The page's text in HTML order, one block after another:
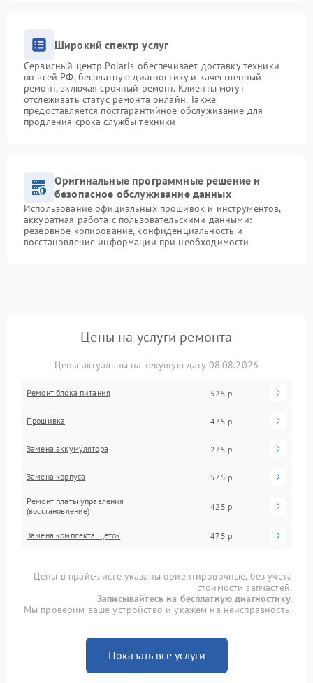
Широкий спектр услуг
Сервисный центр Polaris обеспечивает доставку техники
по всей РФ, бесплатную диагностику и качественный
ремонт, включая срочный ремонт. Клиенты могут
отслеживать статус ремонта онлайн. Также
предоставляется постгарантийное обслуживание для
продления срока службы техники
Оригинальные программные решение и
безопасное обслуживание данных
Использование официальных прошивок и инструментов,
аккуратная работа с пользовательскими данными:
резервное копирование, конфиденциальность и
восстановление информации при необходимости
Цены на услуги ремонта
Цены актуальны на текущую дату 08.08.2026
Ремонт блока питания 525 р
Прошивка 475 р
Замена аккумулятора 275 р
Замена корпуса 575 р
Ремонт платы управления
(восстановление)
425 р
Замена комплекта щеток 475 р
Цены в прайс-листе указаны ориентировочные, без учета
стоимости запчастей.
Записывайтесь на бесплатную диагностику.
Мы проверим ваше устройство и укажем на неисправность.
Показать все услуги